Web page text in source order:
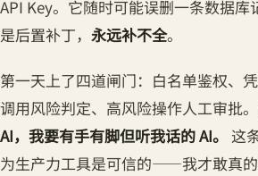
API Key。它随时可能误删一条数据库
是后置补丁， 永远补不全。
第一天上了四道闸门：白名单鉴权、
调用风险判定、高风险操作人工审批。
AI，我要有手有脚但听我话的 AI。 这
为生产力工具是可信的——我才敢真